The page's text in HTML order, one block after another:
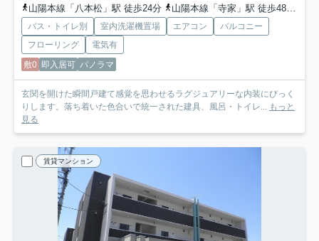
山陽本線「八本松」駅 徒歩24分
山陽本線「寺家」駅 徒歩48分車8分 3.8km
バス・トイレ別 室内洗濯機置場 エアコン
バルコニー
フローリング
電気有
敷0 即入居可 パノラマ
玄関を開けた瞬間戸建て感覚を思わせるラグジュアリーな内装にびっく
りします。落ち着いた色合いで統一された建具、風呂・トイレ... もっと
見る
賃貸マンション